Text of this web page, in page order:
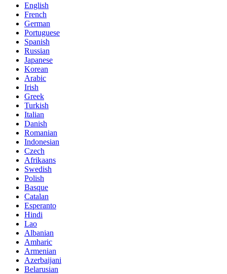
English
French
German
Portuguese
Spanish
Russian
Japanese
Korean
Arabic
Irish
Greek
Turkish
Italian
Danish
Romanian
Indonesian
Czech
Afrikaans
Swedish
Polish
Basque
Catalan
Esperanto
Hindi
Lao
Albanian
Amharic
Armenian
Azerbaijani
Belarusian